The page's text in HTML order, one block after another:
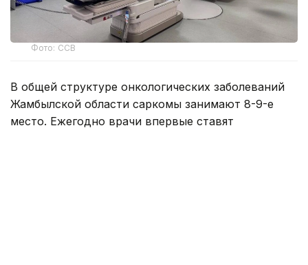
Фото: ССВ
В общей структуре онкологических заболеваний
Жамбылской области саркомы занимают 8-9-е
место. Ежегодно врачи впервые ставят